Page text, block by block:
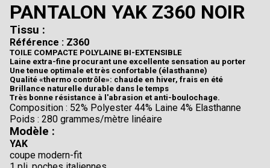
PANTALON YAK Z360 NOIR
Tissu :
Référence : Z360
TOILE COMPACTE POLYLAINE BI-EXTENSIBLE
Laine extra-fine procurant une excellente sensation au porter
Une tenue optimale et très confortable (élasthanne)
Qualité «thermo contrôle»: chaude en hiver, frais en été
Brillance naturelle durable dans le temps
Très bonne résistance à l'abrasion et anti-boulochage.
Composition : 52% Polyester 44% Laine 4% Elasthanne
Poids : 280 grammes/mètre linéaire
Modèle :
YAK
coupe modern-fit